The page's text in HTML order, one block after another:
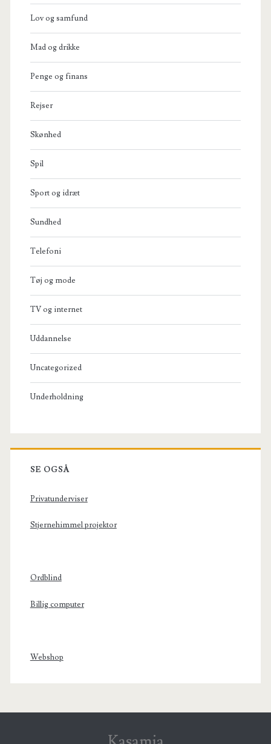
Lov og samfund
Mad og drikke
Penge og finans
Rejser
Skønhed
Spil
Sport og idræt
Sundhed
Telefoni
Tøj og mode
TV og internet
Uddannelse
Uncategorized
Underholdning
SE OGSÅ
Privatunderviser
Stjernehimmel projektor
Ordblind
Billig computer
Webshop